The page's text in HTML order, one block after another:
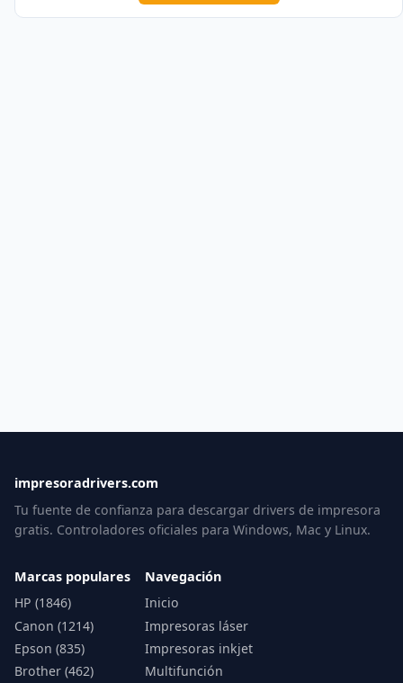
impresoradrivers.com
Tu fuente de confianza para descargar drivers de impresora
gratis. Controladores oficiales para Windows, Mac y Linux.
Marcas populares
HP (1846)
Canon (1214)
Epson (835)
Brother (462)
Navegación
Inicio
Impresoras láser
Impresoras inkjet
Multifunción